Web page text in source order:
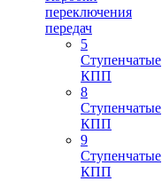
переключения
передач
5
Ступенчатые
КПП
8
Ступенчатые
КПП
9
Ступенчатые
КПП